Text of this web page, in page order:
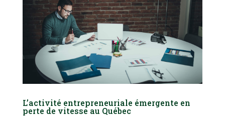
L’activité entrepreneuriale émergente en
perte de vitesse au Québec